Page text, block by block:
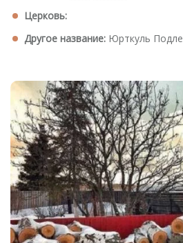
Церковь:
Другое название: Юрткуль